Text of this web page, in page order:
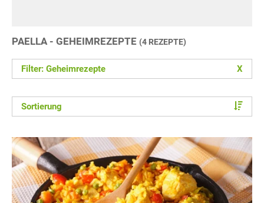
PAELLA - GEHEIMREZEPTE (4 REZEPTE)
Filter: Geheimrezepte X
Sortierung